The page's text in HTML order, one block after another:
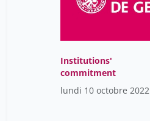
Institutions'
commitment
lundi 10 octobre 2022